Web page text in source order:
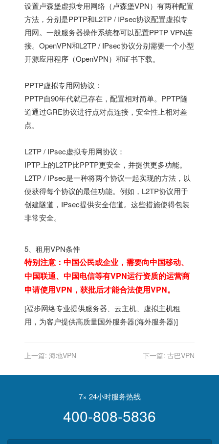
设置卢森堡虚拟专用网络（卢森堡VPN）有两种配置
方法，分别是PPTP和L2TP / IPsec协议配置虚拟专
用网。一般服务器操作系统都可以配置PPTP VPN连
接。OpenVPN和L2TP / IPsec协议分别需要一个小型
开源应用程序（OpenVPN）和证书下载。
PPTP虚拟专用网协议：
PPTP自90年代就已存在，配置相对简单。PPTP隧
道通过GRE协议进行点对点连接，安全性上相对差
点。
L2TP / IPsec虚拟专用网协议：
IPTP上的L2TP比PPTP更安全，并提供更多功能。
L2TP / IPsec是一种将两个协议一起实现的方法，以
便获得每个协议的最佳功能。例如，L2TP协议用于
创建隧道，IPsec提供安全信道。这些措施使得包装
非常安全。
5、租用VPN条件
特别注意：中国公民或企业，需要向中国移动、
中国联通、中国电信等有VPN运行资质的运营商
申请使用VPN，获批后才能合法使用VPN。
[福步网络专业提供服务器 云主机 虚拟主机租
用，为客户提供高质量国外服务器(海外服务器)]
上一篇: 海地VPN 下一篇: 古巴VPN
7× 24小时服务热线
400-808-5836